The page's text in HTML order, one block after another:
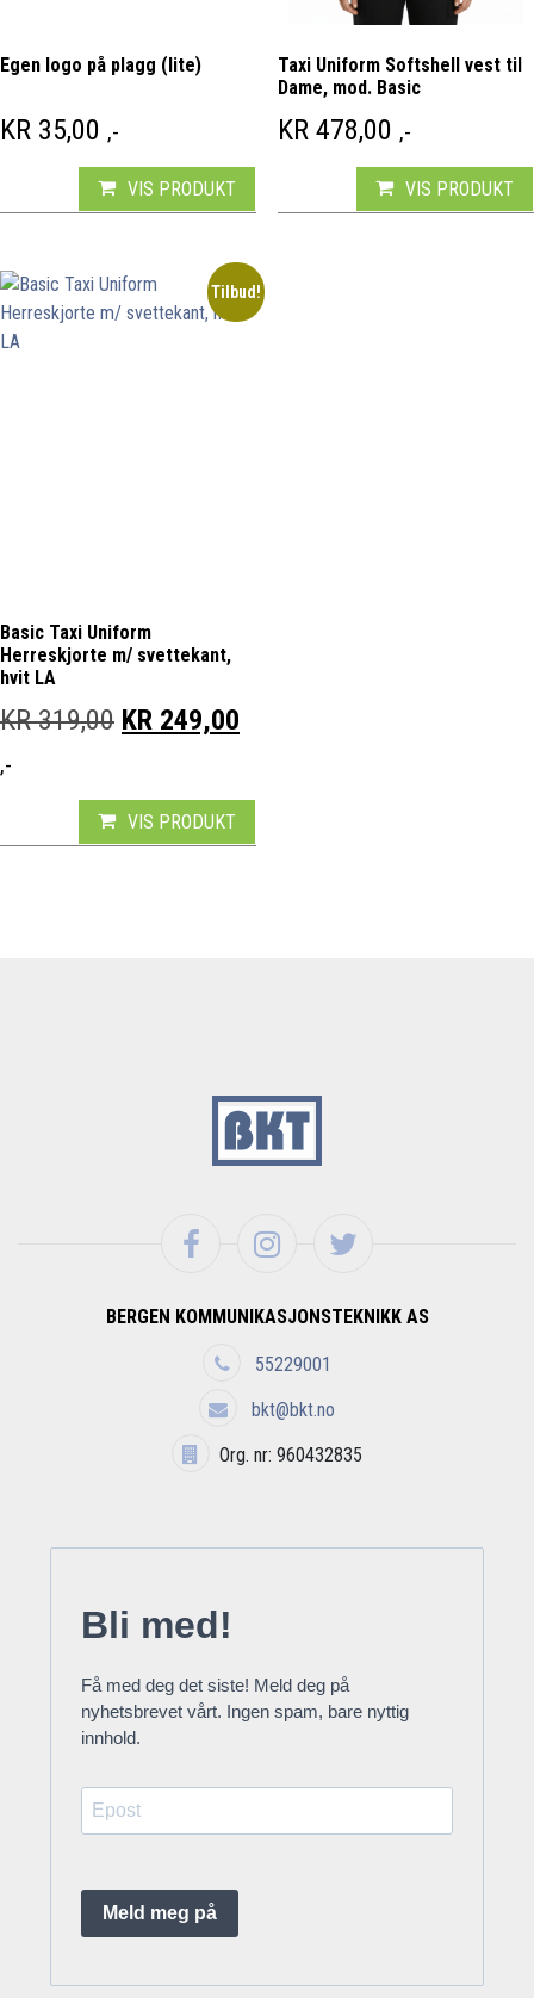
Egen logo på plagg (lite)
KR 35,00 ,-
VIS PRODUKT
Taxi Uniform Softshell vest til
Dame, mod. Basic
KR478,00 ,-
VIS PRODUKT
Tilbud!
Basic Taxi Uniform
Herreskjorte m/ svettekant,
hvit LA
KR319,00 OPPRINNELIG PRIS VAR: KR 319,00.
KR 249,00
,-
VIS PRODUKT
BERGEN KOMMUNIKASJONSTEKNIKK AS
55229001
bkt@bkt.no
Org. nr: 960432835
Bli med!
Få med deg det siste! Meld deg på
nyhetsbrevet vårt. Ingen spam, bare nyttig
innhold.
Meld meg på